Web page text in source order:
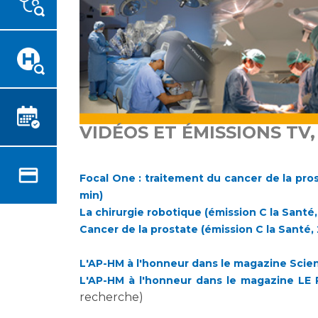
Vous accompagnez, vous
rendez visite à un patient
Vous allez être hospitalisé(e)
Vous avez un examen
d'imagerie ou de radiologie à
réaliser
Vous avez une analyse à
réaliser
myaphm, votre espace
santé en ligne
Infos COVID-19
Vivre ensemble à l'hôpital
Culture à l'hôpital
Emplois paramédicaux
Emplois administratifs
Emplois médicaux
Espace Formation
Étudiants hospitaliers
Emplois techniques et
médico-techniques
Statuts
Stages paramédicaux
Chercheurs
La recherche clinique à l'AP-
VIDÉOS ET ÉMISSIONS TV,
Focal One : traitement du cancer de la
min)
La chirurgie robotique (émission C la
Cancer de la prostate (émission C la Santé,
L'AP-HM à l'honneur dans le magazine
L'AP-HM à l'honneur dans le magazine LE
recherche)